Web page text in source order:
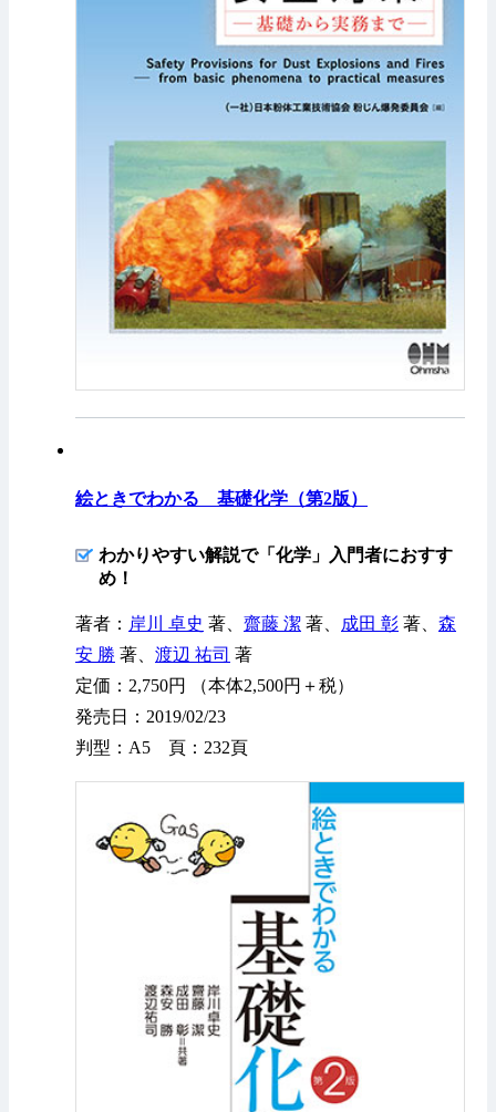
絵ときでわかる 基礎化学（第2版）
わかりやすい解説で「化学」入門者におすす
め！
著者： 岸川 卓史 著、 齋藤 潔 著、 成田 彰 著、 森
安 勝 著、 渡辺 祐司 著
定価：2,750円 （本体2,500円＋税）
発売日：2019/02/23
判型：A5 頁：232頁